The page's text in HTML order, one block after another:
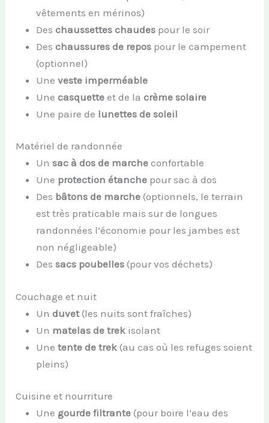
vêtements en mérinos)
Deschaussettes chaudes pour le soir
Deschaussures de repos pour le campement
(optionnel)
Uneveste imperméable
Unecasquette et de lacrème solaire
Une paire de lunettes de soleil
Matériel de randonnée
Unsac à dos de marche confortable
Une protection étanche pour sac à dos
Des bâtons de marche (optionnels, le terrain
est très praticable mais sur de longues
randonnées l’économie pour les jambes est
non négligeable)
Dessacs poubelles (pour vos déchets)
Couchage et nuit
Unduvet(les nuits sont fraîches)
Un matelas de trek isolant
Unetente de trek (au cas où les refuges soient
pleins)
Cuisine et nourriture
Une gourde filtrante (pour boire l’eau des